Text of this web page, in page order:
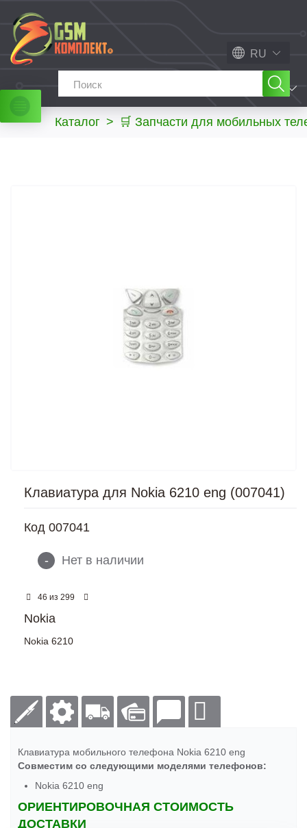
RU
МЕНЮ
Каталог > 🛒 Запчасти для мобильных
Клавиатура для Nokia 6210 eng (007041)
Код 007041
- Нет в наличии
46 из 299
Nokia
Nokia 6210
Клавиатура мобильного телефона Nokia 6210 eng
Совместим со следующими моделями телефонов:
Nokia 6210 eng
ОРИЕНТИРОВОЧНАЯ СТОИМОСТЬ
ДОСТАВКИ